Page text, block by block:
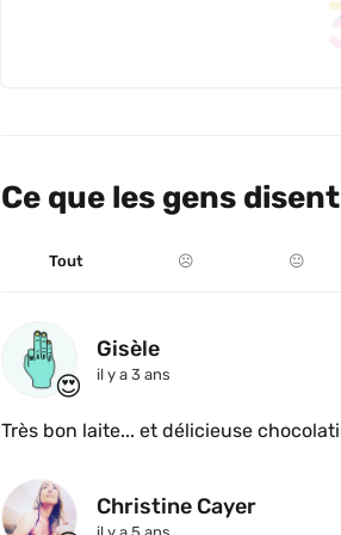
Ce que les gens disent
Tout ☹️ 😐
😍
Gisèle
il y a 3 ans
Très bon laite... et délicieuse
Christine Cayer